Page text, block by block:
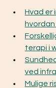
Hvad er
terapi i
ved
Mulige